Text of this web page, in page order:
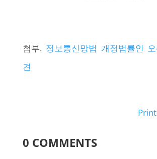
첨부. 정보통신망법 개정법률안
견
0 COMMENTS